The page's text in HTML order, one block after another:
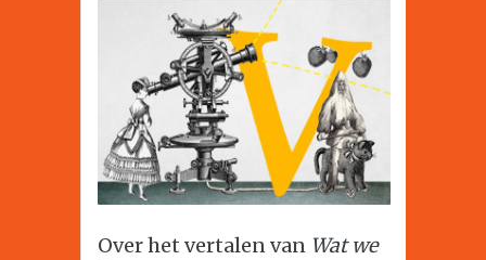
Over het vertalen van Wat we